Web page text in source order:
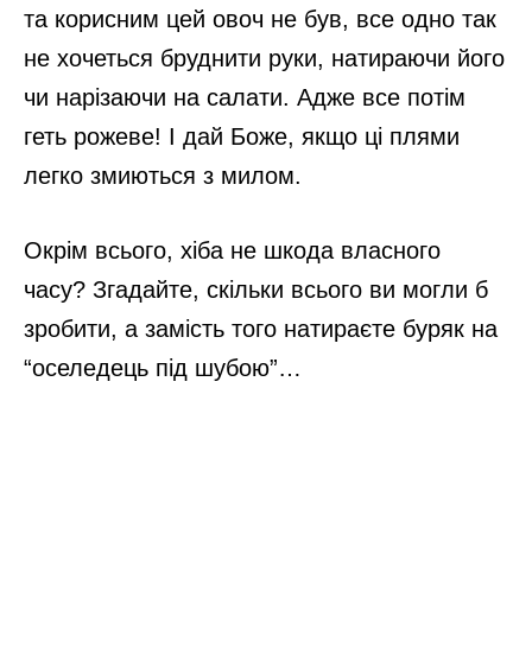
та корисним цей овоч не був, все одно так
не хочеться бруднити руки, натираючи його
чи нарізаючи на салати. Адже все потім
геть рожеве! І дай Боже, якщо ці плями
легко змиються з милом.
Окрім всього, хіба не шкода власного
часу? Згадайте, скільки всього ви могли б
зробити, а замість того натираєте буряк на
“оселедець під шубою”…